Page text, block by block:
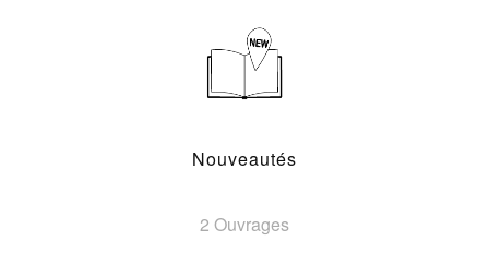
Nouveautés
2 Ouvrages